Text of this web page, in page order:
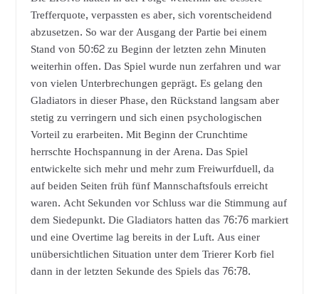
Trefferquote, verpassten es aber, sich vorentscheidend
abzusetzen. So war der Ausgang der Partie bei einem
Stand von 50:62 zu Beginn der letzten zehn Minuten
weiterhin offen. Das Spiel wurde nun zerfahren und war
von vielen Unterbrechungen geprägt. Es gelang den
Gladiators in dieser Phase, den Rückstand langsam aber
stetig zu verringern und sich einen psychologischen
Vorteil zu erarbeiten. Mit Beginn der Crunchtime
herrschte Hochspannung in der Arena. Das Spiel
entwickelte sich mehr und mehr zum Freiwurfduell, da
auf beiden Seiten früh fünf Mannschaftsfouls erreicht
waren. Acht Sekunden vor Schluss war die Stimmung auf
dem Siedepunkt. Die Gladiators hatten das 76:76 markiert
und eine Overtime lag bereits in der Luft. Aus einer
unübersichtlichen Situation unter dem Trierer Korb fiel
dann in der letzten Sekunde des Spiels das 76:78.